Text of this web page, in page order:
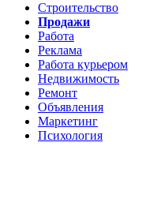
Строительство
Продажи
Работа
Реклама
Работа курьером
Недвижимость
Ремонт
Объявления
Маркетинг
Психология